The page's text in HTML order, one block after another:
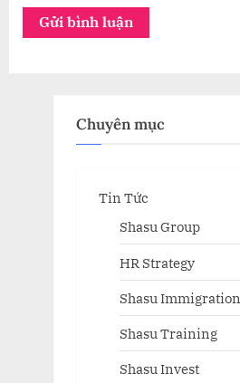
Chuyên mục
Tin Tức
Shasu Group
HR Strategy
Shasu Immigration
Shasu Training
Shasu Invest